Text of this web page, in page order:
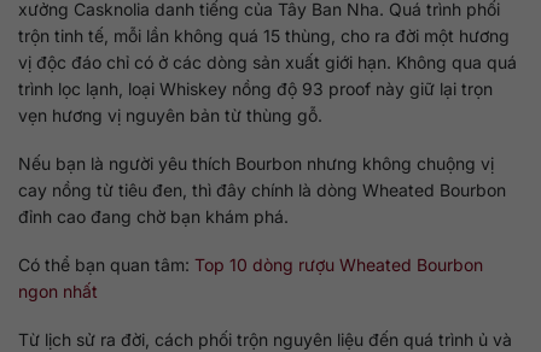
xưởng Casknolia danh tiếng của Tây Ban Nha. Quá trình phối
trộn tinh tế, mỗi lần không quá 15 thùng, cho ra đời một hương
vị độc đáo chỉ có ở các dòng sản xuất giới hạn. Không qua quá
trình lọc lạnh, loại Whiskey nồng độ 93 proof này giữ lại trọn
vẹn hương vị nguyên bản từ thùng gỗ.
Nếu bạn là người yêu thích Bourbon nhưng không chuộng vị
cay nồng từ tiêu đen, thì đây chính là dòng Wheated Bourbon
đỉnh cao đang chờ bạn khám phá.
Có thể bạn quan tâm: Top 10 dòng rượu Wheated Bourbon
ngon nhất
Từ lịch sử ra đời, cách phối trộn nguyên liệu đến quá trình ủ và